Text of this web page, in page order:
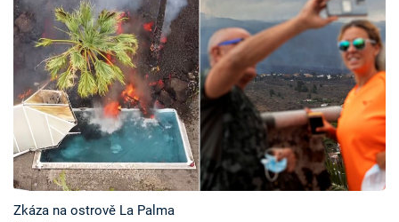
Témata
Pořady
TV Program
Časopis
Sledujte prima+
Zkáza na ostrově La Palma